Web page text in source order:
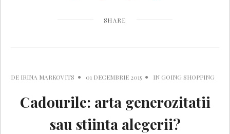
SHARE
DE IRINA MARKOVITS 01 DECEMBRIE 2015 IN GOING SHOPPING
Cadourile: arta generozitatii
sau stiinta alegerii?